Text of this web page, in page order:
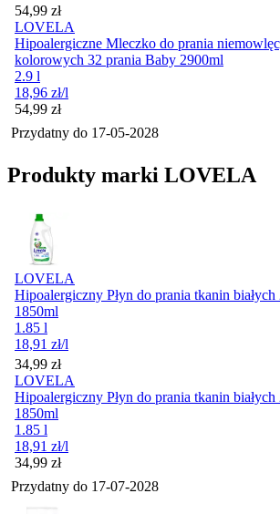
Cena
54,99 zł
LOVELA
Hipoalergiczne Mleczko do prania
kolorowych 32 prania Baby 2900ml
2.9 l
18,96 zł/l
Cena
54,99 zł
Przydatny do 17-05-2028
Produkty marki LOVELA
LOVELA
Hipoalergiczny Płyn do prania tkanin
1850ml
1.85 l
18,91 zł/l
Cena
34,99 zł
LOVELA
Hipoalergiczny Płyn do prania tkanin
1850ml
1.85 l
18,91 zł/l
Cena
34,99 zł
Przydatny do 17-07-2028